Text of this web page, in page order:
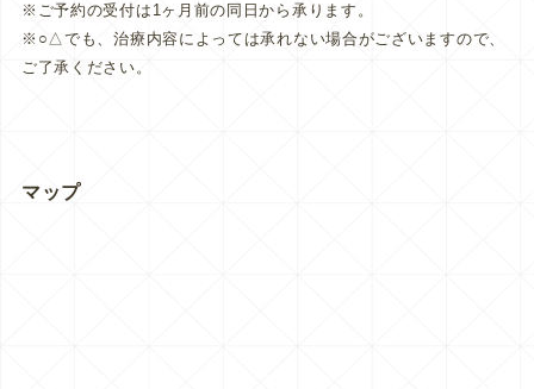
※ご予約の受付は1ヶ月前の同日から承ります。
※○△でも、治療内容によっては承れない場合がございますので、
ご了承ください。
マップ